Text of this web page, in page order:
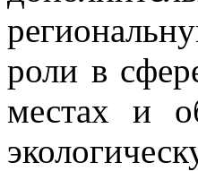
роли в
местах и